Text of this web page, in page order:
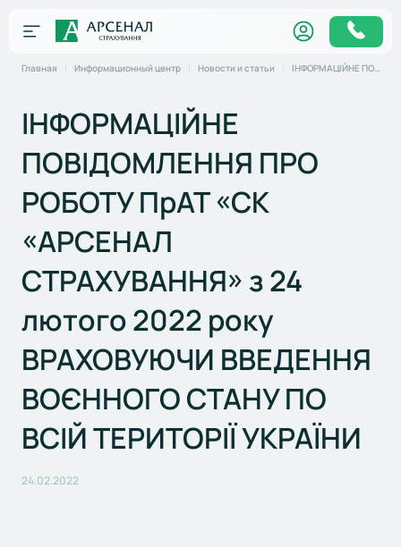
Главная Информационный центр Новости и статьи ІНФОРМАЦІЙНЕ ПОВІДОМЛЕННЯ ПРО РОБОТУ ПрАТ «СК «АРСЕНАЛ СТРАХУВАННЯ» з 24 лютого 2022 року ВРАХОВУЮЧИ ВВЕДЕННЯ ВОЄННОГО СТАНУ ПО ВСІЙ ТЕРИТОРІЇ УКРАЇНИ
ІНФОРМАЦІЙНЕ
ПОВІДОМЛЕННЯ ПРО
РОБОТУ ПрАТ «СК
«АРСЕНАЛ
СТРАХУВАННЯ» з 24
лютого 2022 року
ВРАХОВУЮЧИ ВВЕДЕННЯ
ВОЄННОГО СТАНУ ПО
ВСІЙ ТЕРИТОРІЇ УКРАЇНИ
24.02.2022